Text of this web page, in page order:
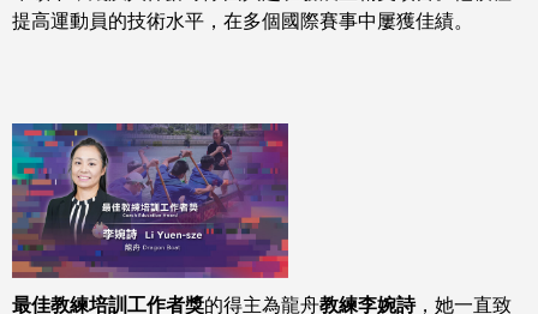
帶領下，殘疾人保齡球隊由興趣班發展至精英項目。他積極